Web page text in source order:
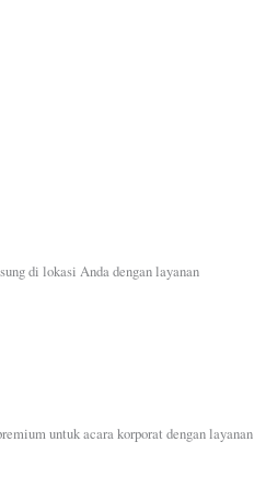
di lokasi Anda dengan layanan
untuk acara korporat dengan layanan